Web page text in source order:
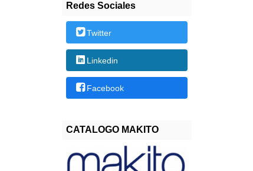
Redes Sociales
Twitter
Linkedin
Facebook
CATALOGO MAKITO